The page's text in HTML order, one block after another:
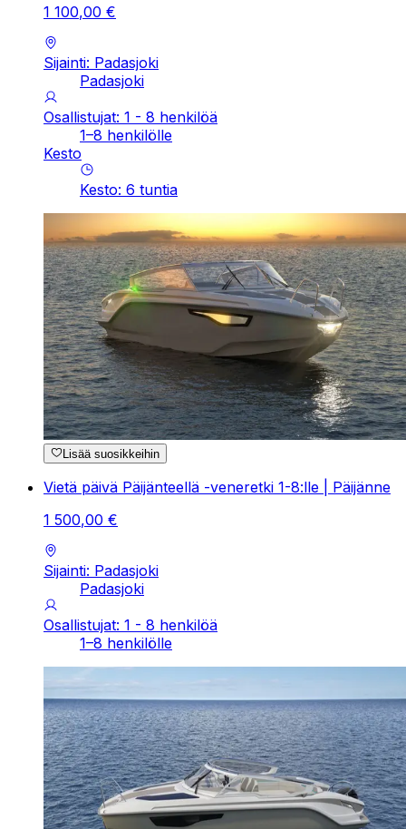
1 100,00 €
Sijainti: Padasjoki
Padasjoki
Osallistujat: 1 - 8 henkilöä
1–8 henkilölle
Kesto
Kesto: 6 tuntia
Lisää suosikkeihin
Vietä päivä Päijänteellä -veneretki 1-8:lle | Päijänne
1 500,00 €
Sijainti: Padasjoki
Padasjoki
Osallistujat: 1 - 8 henkilöä
1–8 henkilölle